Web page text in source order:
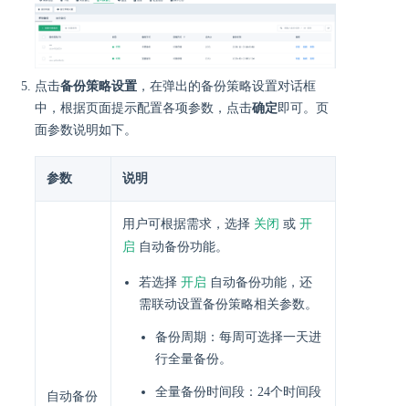
点击备份策略设置 ，在弹出的备份策略设置对话框
中，根据页面提示配置各项参数，点击确定即可。页
面参数说明如下。
参数 说明
自动备份
用户可根据需求，选择 关闭 或 开
启 自动备份功能。
若选择 开启 自动备份功能，还
需联动设置备份策略相关参数。
备份周期：每周可选择一天进
行全量备份。
全量备份时间段：24个时间段